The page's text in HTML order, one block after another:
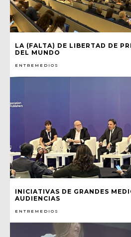
LA (FALTA) DE LIBERTAD DE
DEL MUNDO
ENTREMEDIOS
INICIATIVAS DE GRANDES
AUDIENCIAS
ENTREMEDIOS